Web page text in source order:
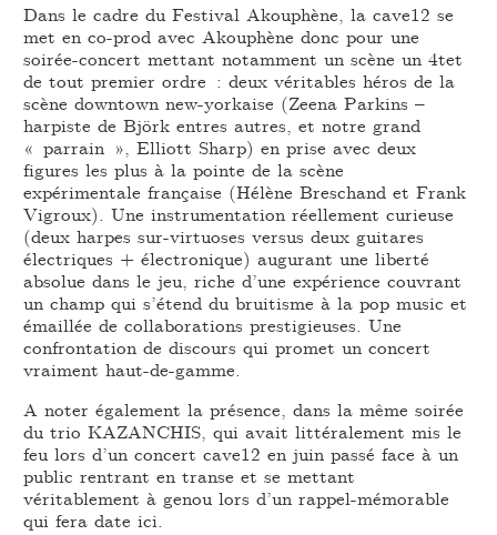
Dans le cadre du Festival Akouphène, la cave12 se
met en co-prod avec Akouphène donc pour une
soirée-concert mettant notamment un scène un 4tet
de tout premier ordre : deux véritables héros de la
scène downtown new-yorkaise (Zeena Parkins –
harpiste de Björk entres autres, et notre grand
« parrain », Elliott Sharp) en prise avec deux
figures les plus à la pointe de la scène
expérimentale française (Hélène Breschand et Frank
Vigroux). Une instrumentation réellement curieuse
(deux harpes sur-virtuoses versus deux guitares
électriques + électronique) augurant une liberté
absolue dans le jeu, riche d’une expérience couvrant
un champ qui s’étend du bruitisme à la pop music et
émaillée de collaborations prestigieuses. Une
confrontation de discours qui promet un concert
vraiment haut-de-gamme.
A noter également la présence, dans la même soirée
du trio KAZANCHIS, qui avait littéralement mis le
feu lors d’un concert cave12 en juin passé face à un
public rentrant en transe et se mettant
véritablement à genou lors d’un rappel-mémorable
qui fera date ici.